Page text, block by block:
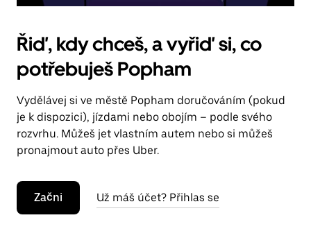
Řiď, kdy chceš, a vyřiď si, co
potřebuješ Popham
Vydělávej si ve městě Popham doručováním (pokud
je k dispozici), jízdami nebo obojím – podle svého
rozvrhu. Můžeš jet vlastním autem nebo si můžeš
pronajmout auto přes Uber.
Začni Už máš účet? Přihlas se